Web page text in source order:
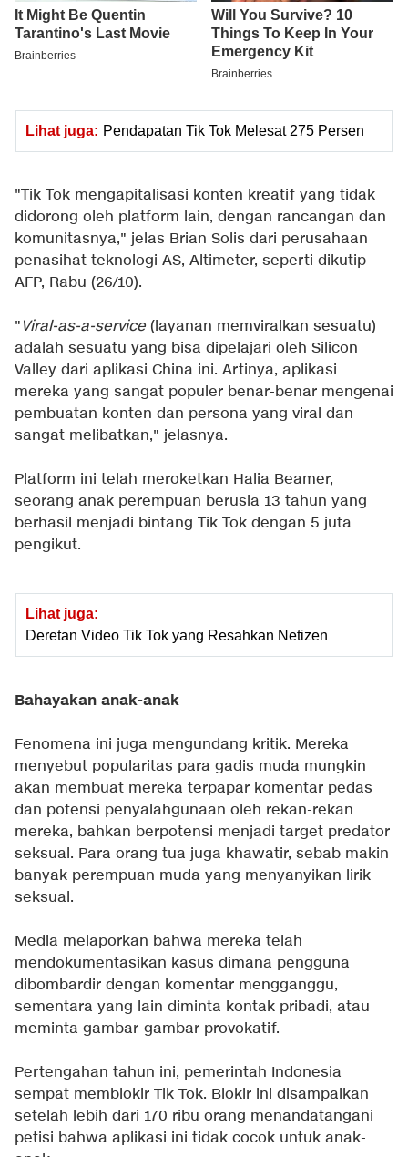
Lihat juga: Pendapatan Tik Tok Melesat 275 Persen
"Tik Tok mengapitalisasi konten kreatif yang tidak
didorong oleh platform lain, dengan rancangan dan
komunitasnya," jelas Brian Solis dari perusahaan
penasihat teknologi AS, Altimeter, seperti dikutip
AFP, Rabu (26/10).
"Viral-as-a-service (layanan memviralkan sesuatu)
adalah sesuatu yang bisa dipelajari oleh Silicon
Valley dari aplikasi China ini. Artinya, aplikasi
mereka yang sangat populer benar-benar mengenai
pembuatan konten dan persona yang viral dan
sangat melibatkan," jelasnya.
Platform ini telah meroketkan Halia Beamer,
seorang anak perempuan berusia 13 tahun yang
berhasil menjadi bintang Tik Tok dengan 5 juta
pengikut.
Lihat juga:
Deretan Video Tik Tok yang Resahkan Netizen
Bahayakan anak-anak
Fenomena ini juga mengundang kritik. Mereka
menyebut popularitas para gadis muda mungkin
akan membuat mereka terpapar komentar pedas
dan potensi penyalahgunaan oleh rekan-rekan
mereka, bahkan berpotensi menjadi target predator
seksual. Para orang tua juga khawatir, sebab makin
banyak perempuan muda yang menyanyikan lirik
seksual.
Media melaporkan bahwa mereka telah
mendokumentasikan kasus dimana pengguna
dibombardir dengan komentar mengganggu,
sementara yang lain diminta kontak pribadi, atau
meminta gambar-gambar provokatif.
Pertengahan tahun ini, pemerintah Indonesia
sempat memblokir Tik Tok. Blokir ini disampaikan
setelah lebih dari 170 ribu orang menandatangani
petisi bahwa aplikasi ini tidak cocok untuk anak-